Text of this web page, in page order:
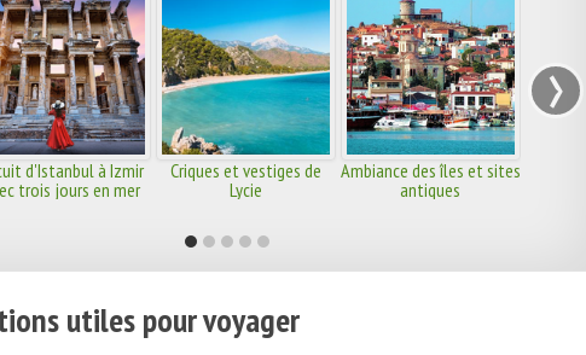
d'Istanbul à Izmir
trois jours en mer
Criques et vestiges de
Lycie
Ambiance des îles et sites
antiques
›
utiles pour voyager